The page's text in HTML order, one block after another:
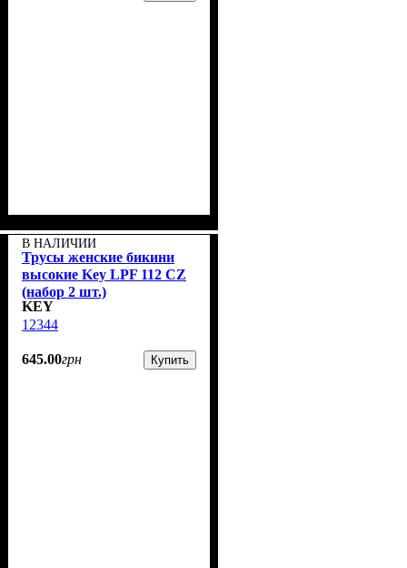
В НАЛИЧИИ
Трусы женские бикини
высокие Key LPF 112 CZ
(набор 2 шт.)
KEY
12344
645.00грн Купить